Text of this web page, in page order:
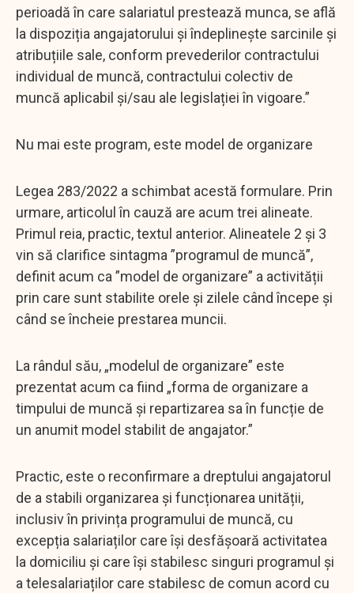
perioadă în care salariatul prestează munca, se află
la dispoziția angajatorului și îndeplinește sarcinile și
atribuțiile sale, conform prevederilor contractului
individual de muncă, contractului colectiv de
muncă aplicabil și/sau ale legislației în vigoare.”
Nu mai este program, este model de organizare
Legea 283/2022 a schimbat acestă formulare. Prin
urmare, articolul în cauză are acum trei alineate.
Primul reia, practic, textul anterior. Alineatele 2 și 3
vin să clarifice sintagma ”programul de muncă”,
definit acum ca ”model de organizare” a activității
prin care sunt stabilite orele și zilele când începe și
când se încheie prestarea muncii.
La rândul său, „modelul de organizare” este
prezentat acum ca fiind „forma de organizare a
timpului de muncă și repartizarea sa în funcție de
un anumit model stabilit de angajator.”
Practic, este o reconfirmare a dreptului angajatorul
de a stabili organizarea și funcționarea unității,
inclusiv în privința programului de muncă, cu
excepția salariaților care își desfășoară activitatea
la domiciliu și care își stabilesc singuri programul și
a telesalariaților care stabilesc de comun acord cu